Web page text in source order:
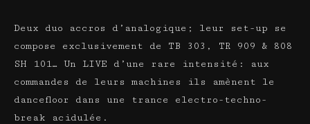
Deux duo accros d’analogique; leur set-up se
compose exclusivement de TB 303, TR 909 & 808
SH 101… Un LIVE d’une rare intensité: aux
commandes de leurs machines ils amènent le
dancefloor dans une trance electro-techno-
break acidulée.